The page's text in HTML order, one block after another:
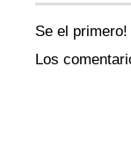
Se el primero!
Los